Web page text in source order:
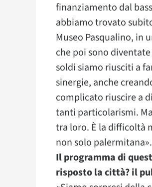
finanziamento dal
abbiamo trovato
Museo Pasqualino, in
che poi sono
soldi siamo riusciti a
sinergie, anche
complicato riuscire a
tanti particolarismi.
tra loro. È la difficoltà
non solo palermitana».
Il programma di
risposto la città? il